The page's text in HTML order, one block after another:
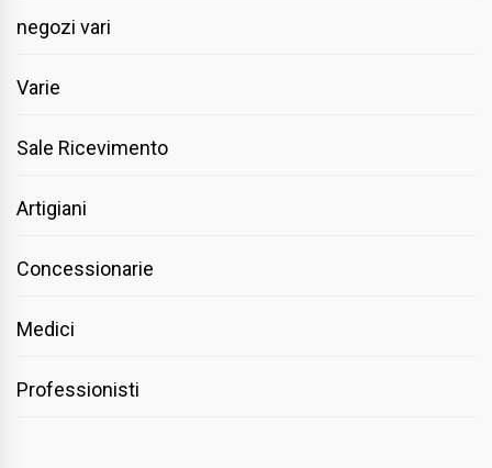
negozi vari
Varie
Sale Ricevimento
Artigiani
Concessionarie
Medici
Professionisti